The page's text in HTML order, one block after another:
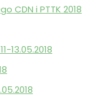
CDN i PTTK 2018
13.05.2018